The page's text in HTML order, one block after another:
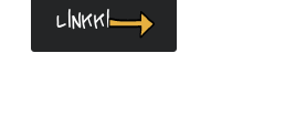
Linkki